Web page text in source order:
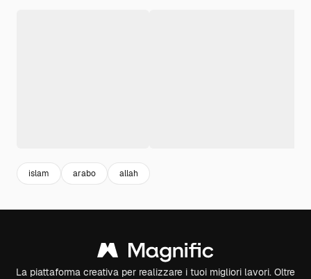
islam arabo allah
La piattaforma creativa per realizzare i tuoi migliori lavori. Oltre